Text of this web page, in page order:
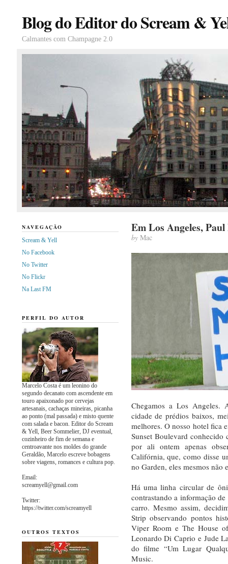
Blog do Editor do Scream &
Calmantes com Champagne 2.0
Em Los Angeles,
byMac
Chegamos a Los Angeles.
cidade de prédios baixos,
melhores. O nosso hotel fica
Sunset Boulevard conhecido
por ali ontem apenas
Califórnia, que, como disse
no Garden, eles mesmos não
Há uma linha circular de
contrastando a informação
carro. Mesmo assim,
Strip observando pontos
Viper Room e The House
Leonardo Di Caprio e Jude
do filme “Um Lugar
Music.
NAVEGAÇÃO
Scream & Yell
No Facebook
No Twitter
No Flickr
Na Last FM
PERFIL DO AUTOR
Marcelo Costa é um leonino do
segundo decanato com ascendente em
touro apaixonado por cervejas
artesanais, cachaças mineiras, picanha
ao ponto (mal passada) e misto quente
com salada e bacon. Editor do Scream
& Yell, Beer Sommelier, DJ eventual,
cozinheiro de fim de semana e
centroavante nos moldes do grande
Geraldão, Marcelo escreve bobagens
sobre viagens, romances e cultura pop.
Email:
screamyell@gmail.com
Twitter:
https://twitter.com/screamyell
OUTROS TEXTOS